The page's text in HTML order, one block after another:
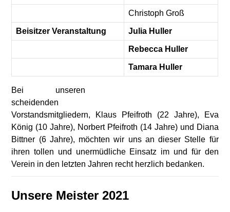
Christoph Groß
Beisitzer Veranstaltung Julia Huller
Rebecca Huller
Tamara Huller
Bei unseren
scheidenden
Vorstandsmitgliedern, Klaus Pfeifroth (22 Jahre), Eva
König (10 Jahre), Norbert Pfeifroth (14 Jahre) und Diana
Bittner (6 Jahre), möchten wir uns an dieser Stelle für
ihren tollen und unermüdliche Einsatz im und für den
Verein in den letzten Jahren recht herzlich bedanken.
Unsere Meister 2021